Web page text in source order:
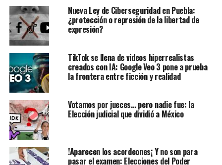
Nueva Ley de Ciberseguridad en Puebla:
¿protección o represión de la libertad de
expresión?
TikTok se llena de videos hiperrealistas
creados con IA: Google Veo 3 pone a prueba
la frontera entre ficción y realidad
Votamos por jueces… pero nadie fue: la
Elección judicial que dividió a México
!Aparecen los acordeones¡ Y no son para
pasar el examen: Elecciones del Poder